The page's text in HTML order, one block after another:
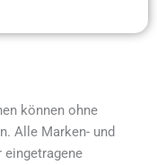
können ohne
Alle Marken- und
eingetragene